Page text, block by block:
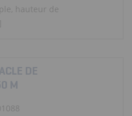
hauteur de
DE
M